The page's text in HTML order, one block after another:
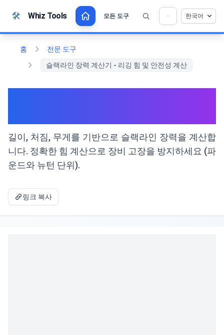
🛠️ Whiz Tools 모든 도구 한국어
홈
전문 도구
슬랙라인 장력 계산기 - 리깅 힘 및 안전성 계산
길이, 처짐, 무게를 기반으로 슬랙라인 장력을 계산합
니다. 정확한 힘 계산으로 장비 고장을 방지하세요 (파
운드와 뉴턴 단위).
링크 복사
💡 이 도구를 좋아하십니까? 더 나아지도록 도와
주세요!
×
열기를 클릭 →